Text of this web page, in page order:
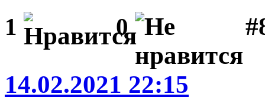
1 0
14.02.2021 22:15